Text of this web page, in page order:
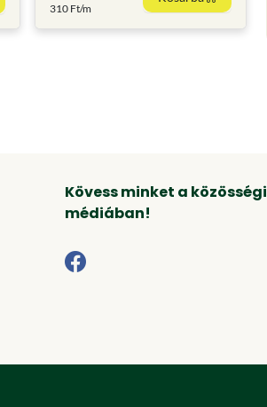
310 Ft/m
Kövess minket a közösségi
médiában!